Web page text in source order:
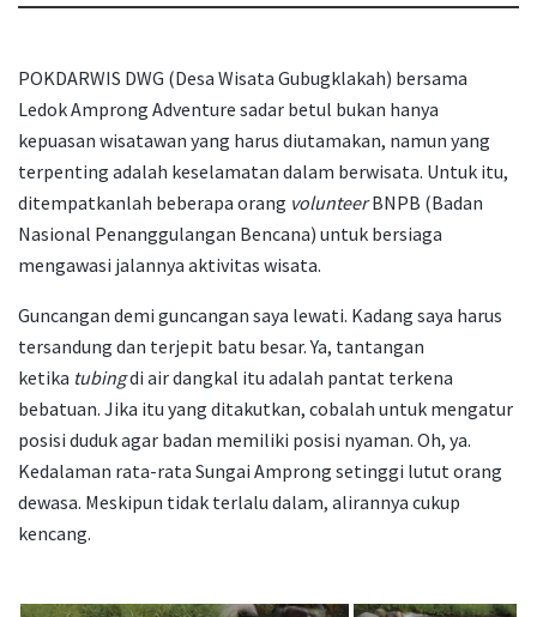
POKDARWIS DWG (Desa Wisata Gubugklakah) bersama
Ledok Amprong Adventure sadar betul bukan hanya
kepuasan wisatawan yang harus diutamakan, namun yang
terpenting adalah keselamatan dalam berwisata. Untuk itu,
ditempatkanlah beberapa orang volunteerBNPB (Badan
Nasional Penanggulangan Bencana) untuk bersiaga
mengawasi jalannya aktivitas wisata.
Guncangan demi guncangan saya lewati. Kadang saya harus
tersandung dan terjepit batu besar. Ya, tantangan
ketika tubingdi air dangkal itu adalah pantat terkena
bebatuan. Jika itu yang ditakutkan, cobalah untuk mengatur
posisi duduk agar badan memiliki posisi nyaman. Oh, ya.
Kedalaman rata-rata Sungai Amprong setinggi lutut orang
dewasa. Meskipun tidak terlalu dalam, alirannya cukup
kencang.